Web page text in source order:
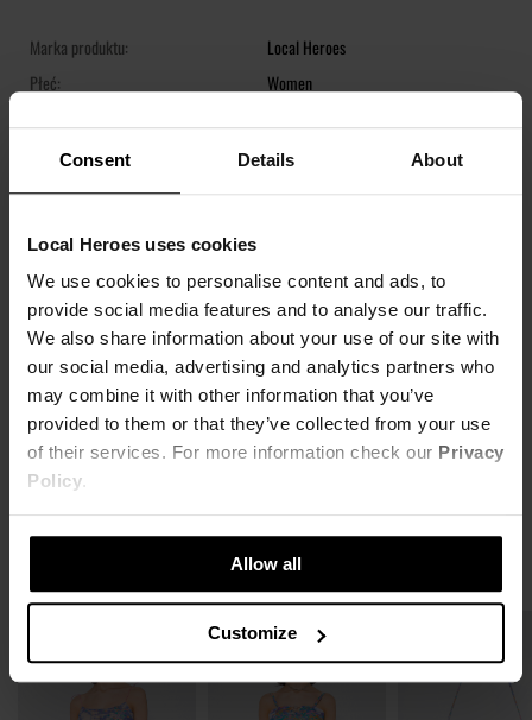
Consent Details About
Local Heroes uses cookies
We use cookies to personalise content and ads, to
provide social media features and to analyse our traffic.
We also share information about your use of our site with
our social media, advertising and analytics partners who
may combine it with other information that you’ve
provided to them or that they’ve collected from your use
of their services. For more information check our Privacy
Policy.
Allow all
Customize
Marka produktu:
Local Heroes
Płeć:
Women
Krótka spódnica z nadrukiem inspirowanym motywem moro.
Regular fit
Rozcięcie z przodu
100% poliester
Modelka ma na sobie rozmiar S
Wzrost modelki: 177 cm
XS S M
SZEROKOŚĆ W TALII 32cm 34cm 36cm 38cm
W BIODRACH
46cm 48cm
51cm 53cm
DŁUGOŚĆ 38cm 39cm 40cm 41cm
KOSZT DOSTAWY
NAJTAŃSZA DOSTAWA OD 16,99 PLN
DARMOWA DOSTAWA OD 399 PLN
SZCZEGÓŁOWE INFORMACJE
Nazwa produktu:
SPÓDNICA PARADISE
Kod produktu:
LHKS23SPC008255X00
Marka:
Producent:
Greenpoint S.A., ul. Domagały 3, 30-
741 Kraków -Kontakt
Strona główna
Spódnice
Niebieski
Rozmiar:
XS,S,M,L
ZWROTY
Możesz dokonać zwrotu produktu w ciągu 14 dni od otrzymania
zamówienia. Więcej informacji znajdziesz
OPINIE